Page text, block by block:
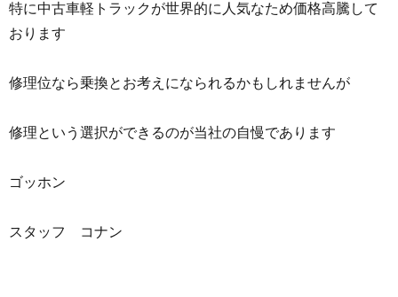
特に中古車軽トラックが世界的に人気なため価格高騰して
おります
修理位なら乗換とお考えになられるかもしれませんが
修理という選択ができるのが当社の自慢であります
ゴッホン
スタッフ コナン